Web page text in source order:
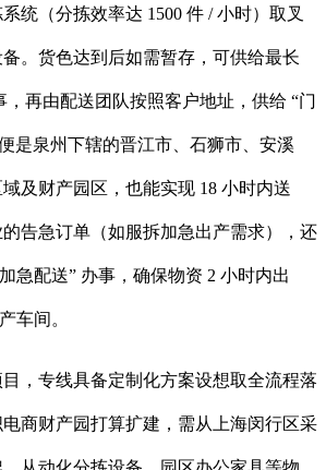
统（分拣效率达 1500 件 / 小时）取叉
。货色达到后如需暂存，可供给最长
，再由配送团队按照客户地址，供给 “门
是泉州下辖的晋江市、石狮市、安溪
及财产园区，也能实现 18 小时内送
告急订单（如服拆加急出产需求），还
急配送” 办事，确保物资 2 小时内出
车间。
专线具备定制化方案设想取全流程落
商财产园打算扩建，需从上海闵行区采